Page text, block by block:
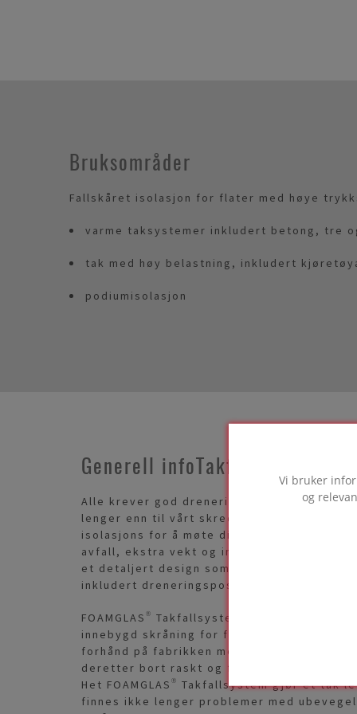
Vi bruker
og
Bruksområder
Fallskåret isolasjon for flater med høye
varme taksystemer inkludert betong, tre
tak med høy belastning, inkludert
podiumisolasjon
Generell infoTakfallsystem
Alle krever god drenering på flate tak og
lenger enn til vårt skredderskydde
isolasjons for å møte dine spesifikke
avfall, ekstra vekt og installasjonstid.
et detaljert design som gir deg en optimal
inkludert dreneringsposisjoner.
FOAMGLAS® Takfallsystem er et termisk
innebygd skråning for flate tak.
forhånd på fabrikken med en bestemt
deretter bort raskt og fullstendig.
Het FOAMGLAS® Takfallsystem gjør et tak
finnes ikke lenger problemer med